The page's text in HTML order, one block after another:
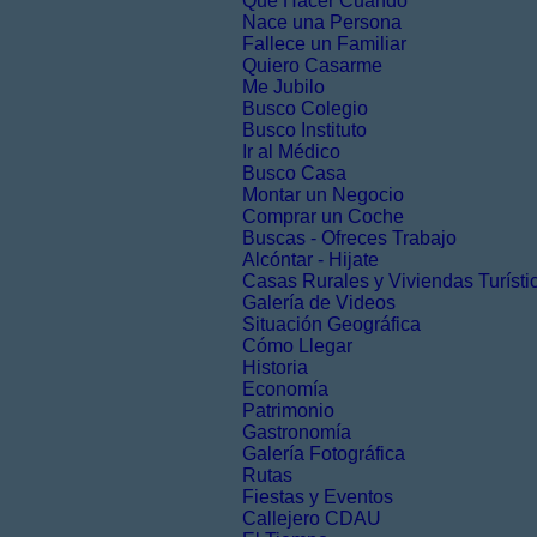
Nace una Persona
Fallece un Familiar
Quiero Casarme
Me Jubilo
Busco Colegio
Busco Instituto
Ir al Médico
Busco Casa
Montar un Negocio
Comprar un Coche
Buscas - Ofreces Trabajo
Alcóntar - Hijate
Casas Rurales y Viviendas
Galería de Videos
Situación Geográfica
Cómo Llegar
Historia
Economía
Patrimonio
Gastronomía
Galería Fotográfica
Rutas
Fiestas y Eventos
Callejero CDAU